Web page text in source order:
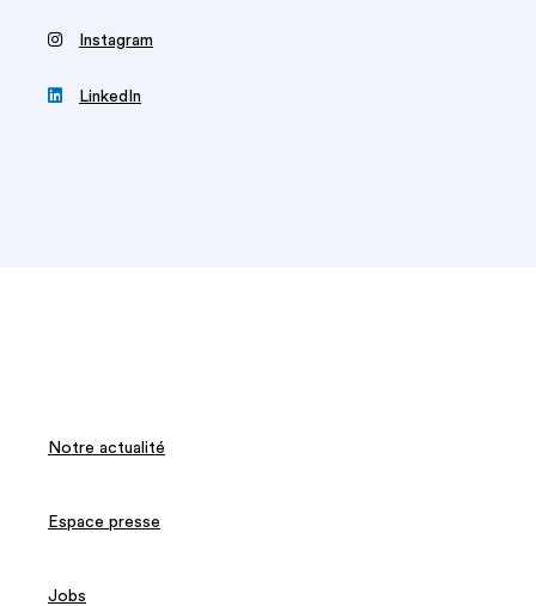
‍ Instagram
 LinkedIn
Notre actualité
Espace presse
Jobs